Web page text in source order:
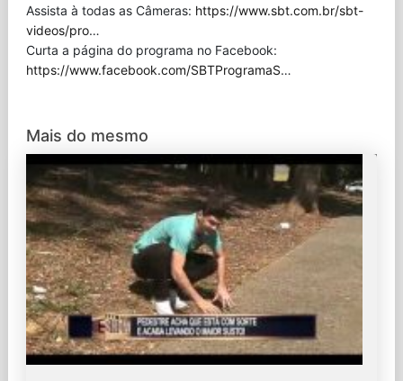
Assista à todas as Câmeras: https://www.sbt.com.br/sbt-
videos/pro…
Curta a página do programa no Facebook:
https://www.facebook.com/SBTProgramaS…
Mais do mesmo